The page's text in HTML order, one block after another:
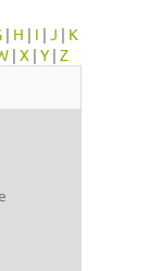
| H | I | J | K
| X | Y | Z